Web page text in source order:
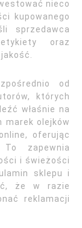
nieco
kupowanego
sprzedawca
oraz
od
których
właśnie na
marek olejków
oferując
zapewnia
i świeżości
sklepu i
że w razie
reklamacji